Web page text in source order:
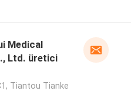
Medical
Ltd. üretici
Tiantou Tianke